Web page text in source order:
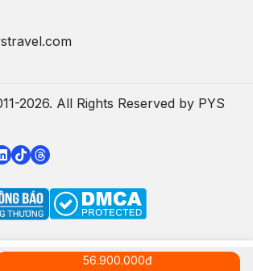
56.900.000đ
2026. All Rights Reserved by PYS